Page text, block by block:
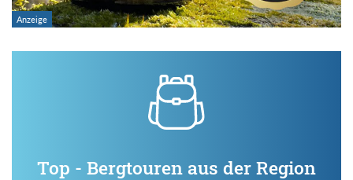
Top - Bergtouren aus der Region